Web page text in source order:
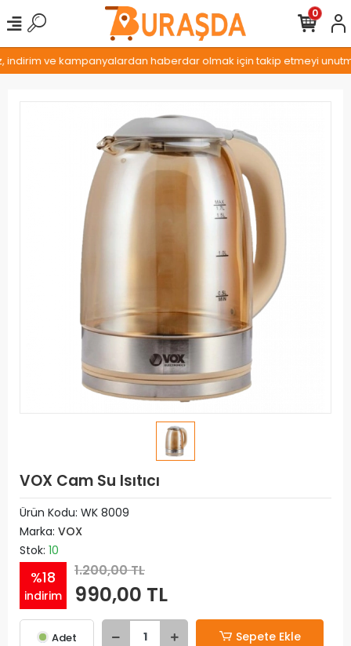
ve kampanyalardan haberdar olmak için takip etmeyi
0
VOX Cam Su Isıtıcı
Ürün Kodu: WK 8009
Marka: VOX
Stok: 10
%18
indirim
1.200,00 TL
990,00 TL
Adet Sepete Ekle